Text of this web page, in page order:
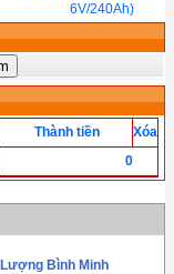
6V/240Ah)
Thành tiền
Xóa
0
Bình Minh